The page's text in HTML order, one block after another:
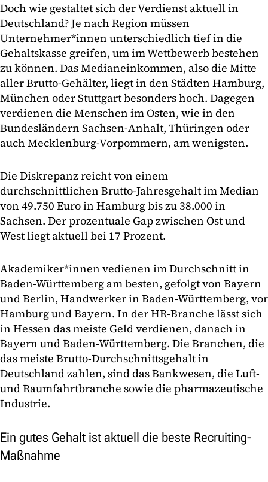
Doch wie gestaltet sich der Verdienst aktuell in
Deutschland? Je nach Region müssen
Unternehmer*innen unterschiedlich tief in die
Gehaltskasse greifen, um im Wettbewerb bestehen
zu können. Das Medianeinkommen, also die Mitte
aller Brutto-Gehälter, liegt in den Städten Hamburg,
München oder Stuttgart besonders hoch. Dagegen
verdienen die Menschen im Osten, wie in den
Bundesländern Sachsen-Anhalt, Thüringen oder
auch Mecklenburg-Vorpommern, am wenigsten.
Die Diskrepanz reicht von einem
durchschnittlichen Brutto-Jahresgehalt im Median
von 49.750 Euro in Hamburg bis zu 38.000 in
Sachsen. Der prozentuale Gap zwischen Ost und
West liegt aktuell bei 17 Prozent.
Akademiker*innen vedienen im Durchschnitt in
Baden-Württemberg am besten, gefolgt von Bayern
und Berlin, Handwerker in Baden-Württemberg, vor
Hamburg und Bayern. In der HR-Branche lässt sich
in Hessen das meiste Geld verdienen, danach in
Bayern und Baden-Württemberg. Die Branchen, die
das meiste Brutto-Durchschnittsgehalt in
Deutschland zahlen, sind das Bankwesen, die Luft-
und Raumfahrtbranche sowie die pharmazeutische
Industrie.
Ein gutes Gehalt ist aktuell die beste Recruiting-
Maßnahme